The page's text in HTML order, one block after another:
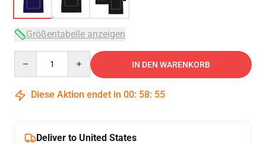
Größentabelle anzeigen
IN DEN WARENKORB
Diese Aktion endet in 00: 58: 54
Deliver to United States